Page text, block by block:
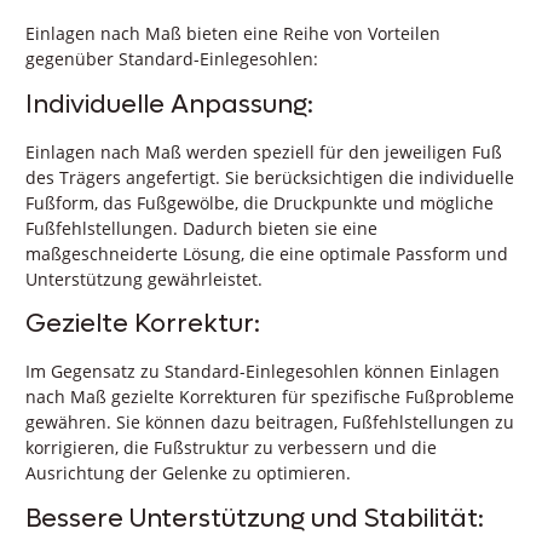
Einlagen nach Maß bieten eine Reihe von Vorteilen
gegenüber Standard-Einlegesohlen:
Individuelle Anpassung:
Einlagen nach Maß werden speziell für den jeweiligen Fuß
des Trägers angefertigt. Sie berücksichtigen die individuelle
Fußform, das Fußgewölbe, die Druckpunkte und mögliche
Fußfehlstellungen. Dadurch bieten sie eine
maßgeschneiderte Lösung, die eine optimale Passform und
Unterstützung gewährleistet.
Gezielte Korrektur:
Im Gegensatz zu Standard-Einlegesohlen können Einlagen
nach Maß gezielte Korrekturen für spezifische Fußprobleme
gewähren. Sie können dazu beitragen, Fußfehlstellungen zu
korrigieren, die Fußstruktur zu verbessern und die
Ausrichtung der Gelenke zu optimieren.
Bessere Unterstützung und Stabilität: